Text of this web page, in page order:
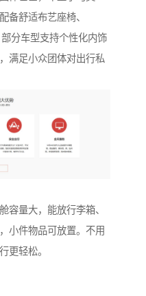
备舒适布艺座椅、
分车型支持个性化内饰
满足小众团体对出行私
容量大，能放行李箱、
小件物品可放置。不用
更轻松。